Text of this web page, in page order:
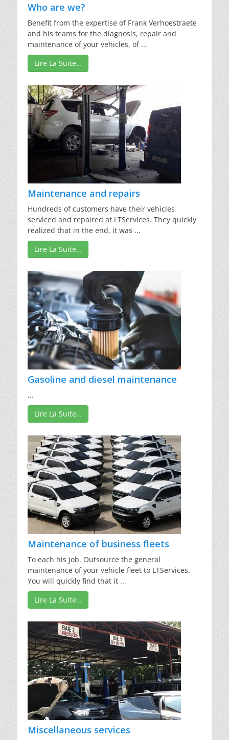
Who are we?
Benefit from the expertise of Frank Verhoestraete
and his teams for the diagnosis, repair and
maintenance of your vehicles, of ...
Lire La Suite…
Maintenance and repairs
Hundreds of customers have their vehicles
serviced and repaired at LTServices. They quickly
realized that in the end, it was ...
Lire La Suite…
Gasoline and diesel maintenance
...
Lire La Suite…
Maintenance of business fleets
To each his job. Outsource the general
maintenance of your vehicle fleet to LTServices.
You will quickly find that it ...
Lire La Suite…
Miscellaneous services